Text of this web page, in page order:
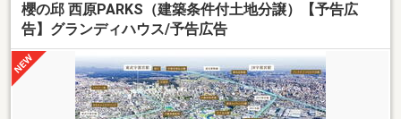
櫻の邱 西原PARKS（建築条件付土地分譲）【予告広
告】グランディハウス/予告広告